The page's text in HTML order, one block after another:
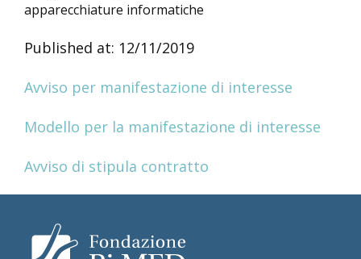
apparecchiature informatiche
Published at: 12/11/2019
Avviso per manifestazione di interesse
Modello per la manifestazione di interesse
Avviso di stipula contratto